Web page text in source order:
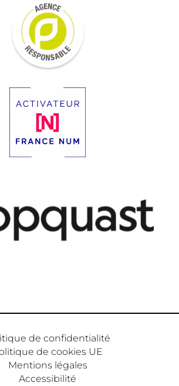
de confidentialité
de cookies UE
Mentions légales
Accessibilité